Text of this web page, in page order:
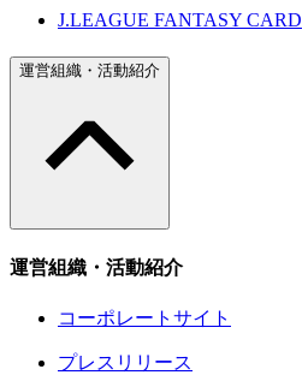
J.LEAGUE FANTASY CARD
運営組織・活動紹介
運営組織・活動紹介
コーポレートサイト
プレスリリース